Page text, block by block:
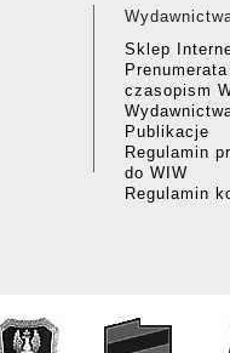
Sklep
czasopism
Publikacje
Regulamin
do WIW
Regulamin